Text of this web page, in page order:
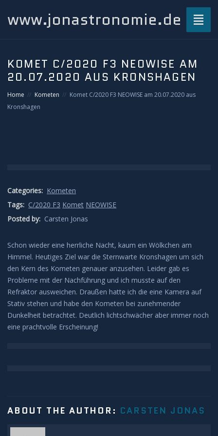
www.jonastronomie.de
Beiträge
Kondensstreifenschatten
Lichtsäulen
Meeresleuchten
Sonnenhalos
KOMET C/2020 F3 NEOWISE AM
20.07.2020 AUS KRONSHAGEN
Home Kometen
Komet C/2020 F3 NEOWISE am 20.07.2020 aus
Kronshagen
Categories: Kometen
Tags: C/2020 F3 Komet NEOWISE
Posted by: Carsten Jonas
Schon wieder eine herrliche Nacht, kaum ein Wölkchen am
Himmel. Heutiges Ziel war die Sternwarte Kronshagen um sich
den Kern des Kometen genauer anzusehen. Leider gab es
Probleme mit der Nachführung und ich musste auf den
Refraktor ausweichen. Draußen hatte ich die eine Kamera auf
Stativ stehen und habe den Kometen bei zunehmender
Dunkelheit betrachtet. Deutlich lichtschwächer aber immer noch
eine prachtvolle Erscheinung!
ABOUT THE AUTHOR: CARSTEN JONAS